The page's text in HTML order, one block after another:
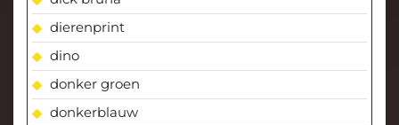
dierenprint
dino
donker groen
donkerblauw